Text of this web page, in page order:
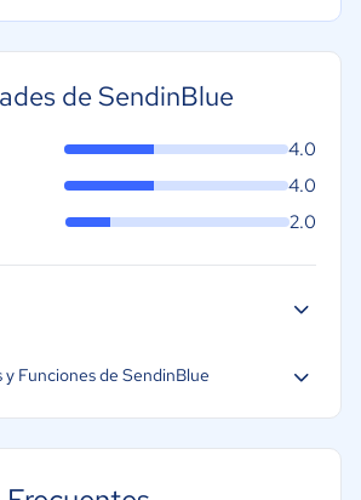
de SendinBlue
Portugués
4.0
4.0
2.0
y Funciones de SendinBlue